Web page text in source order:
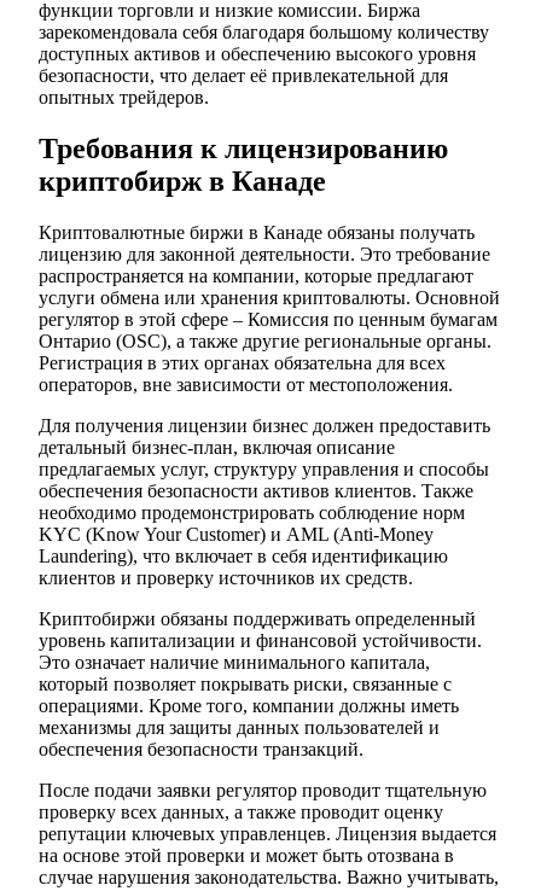
функции торговли и низкие комиссии. Биржа
зарекомендовала себя благодаря большому количеству
доступных активов и обеспечению высокого уровня
безопасности, что делает её привлекательной для
опытных трейдеров.
Требования к лицензированию
криптобирж в Канаде
Криптовалютные биржи в Канаде обязаны получать
лицензию для законной деятельности. Это требование
распространяется на компании, которые предлагают
услуги обмена или хранения криптовалюты. Основной
регулятор в этой сфере – Комиссия по ценным бумагам
Онтарио (OSC), а также другие региональные органы.
Регистрация в этих органах обязательна для всех
операторов, вне зависимости от местоположения.
Для получения лицензии бизнес должен предоставить
детальный бизнес-план, включая описание
предлагаемых услуг, структуру управления и способы
обеспечения безопасности активов клиентов. Также
необходимо продемонстрировать соблюдение норм
KYC (Know Your Customer) и AML (Anti-Money
Laundering), что включает в себя идентификацию
клиентов и проверку источников их средств.
Криптобиржи обязаны поддерживать определенный
уровень капитализации и финансовой устойчивости.
Это означает наличие минимального капитала,
который позволяет покрывать риски, связанные с
операциями. Кроме того, компании должны иметь
механизмы для защиты данных пользователей и
обеспечения безопасности транзакций.
После подачи заявки регулятор проводит тщательную
проверку всех данных, а также проводит оценку
репутации ключевых управленцев. Лицензия выдается
на основе этой проверки и может быть отозвана в
случае нарушения законодательства. Важно учитывать,